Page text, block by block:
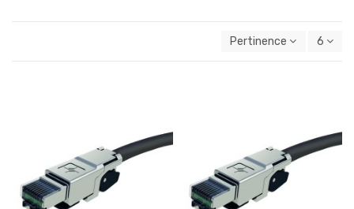
Pertinence 6